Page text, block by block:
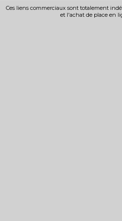
Ces liens commerciaux sont totalement
et l'achat de place en